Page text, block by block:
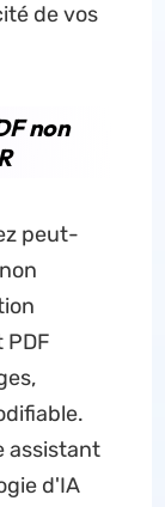
de vos
non
peut-
assistant
d'IA